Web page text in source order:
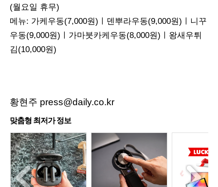
(월요일 휴무)
메뉴: 가케우동(7,000원)ㅣ덴뿌라우동(9,000원)ㅣ니꾸
우동(9,000원)ㅣ가마붓카케우동(8,000원)ㅣ왕새우튀
김(10,000원)
황현주 press@daily.co.kr
맞춤형 최저가 정보